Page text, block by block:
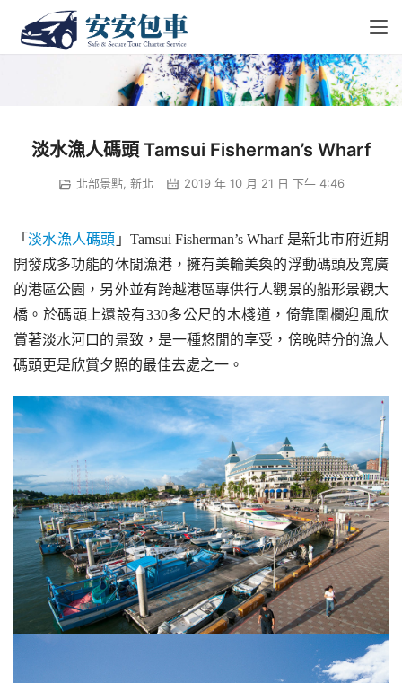
淡水漁人碼頭 Tamsui Fisherman’s Wharf
北部景點, 新北 2019 年 10 月 21 日 下午 4:46
「淡水漁人碼頭 」Tamsui Fisherman’s Wharf 是新北市府近期
開發成多功能的休閒漁港，擁有美輪美奐的浮動碼頭及寬廣
的港區公園，另外並有跨越港區專供行人觀景的船形景觀大
橋。於碼頭上還設有330多公尺的木棧道，倚靠圍欄迎風欣
賞著淡水河口的景致，是一種悠閒的享受，傍晚時分的漁人
碼頭更是欣賞夕照的最佳去處之一。